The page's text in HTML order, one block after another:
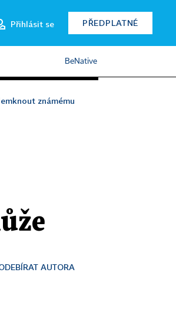
Přihlásit se PŘEDPLATNÉ
BeNative
známému
AUTORA